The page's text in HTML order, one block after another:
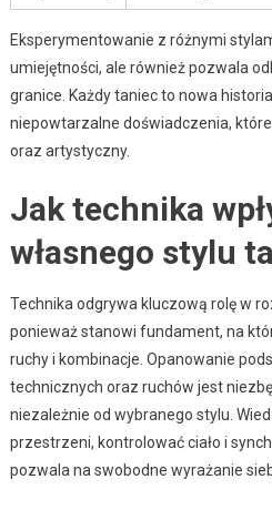
Eksperymentowanie z różnymi
umiejętności, ale również pozwala
granice. Każdy taniec to nowa
niepowtarzalne doświadczenia,
oraz artystyczny.
Jak technika
własnego stylu
Technika odgrywa kluczową rolę w
ponieważ stanowi fundament, na
ruchy i kombinacje. Opanowanie
technicznych oraz ruchów jest
niezależnie od wybranego stylu.
przestrzeni, kontrolować ciało i
pozwala na swobodne wyrażanie